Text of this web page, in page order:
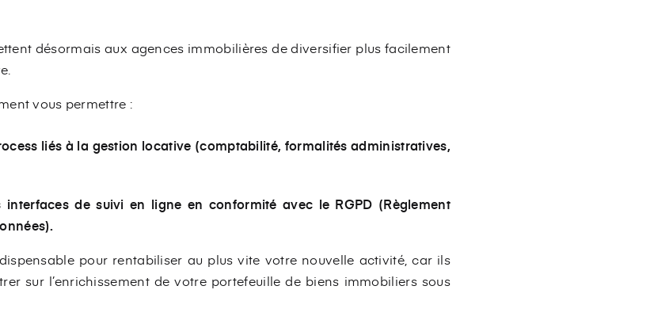
désormais aux agences immobilières de diversifier plus facilement
vous permettre :
liés à la gestion locative (comptabilité, formalités administratives,
de suivi en ligne en conformité avec le RGPD (Règlement
pour rentabiliser au plus vite votre nouvelle activité, car ils
sur l’enrichissement de votre portefeuille de biens immobiliers sous